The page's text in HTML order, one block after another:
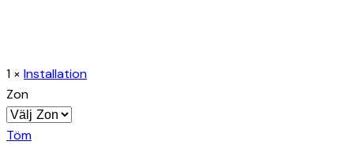
1 × Installation
Zon
Töm